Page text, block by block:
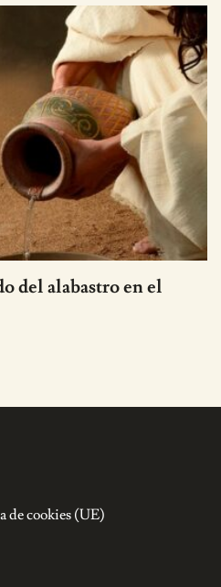
del alabastro en el
de cookies (UE)